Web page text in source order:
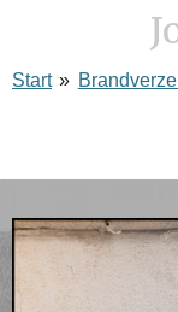
naar
Start »